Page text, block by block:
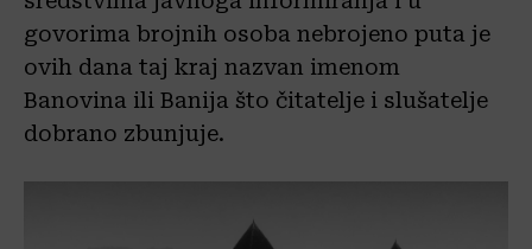
govorima brojnih osoba nebrojeno puta je
ovih dana taj kraj nazvan imenom
Banovina ili Banija što čitatelje i slušatelje
dobrano zbunjuje.